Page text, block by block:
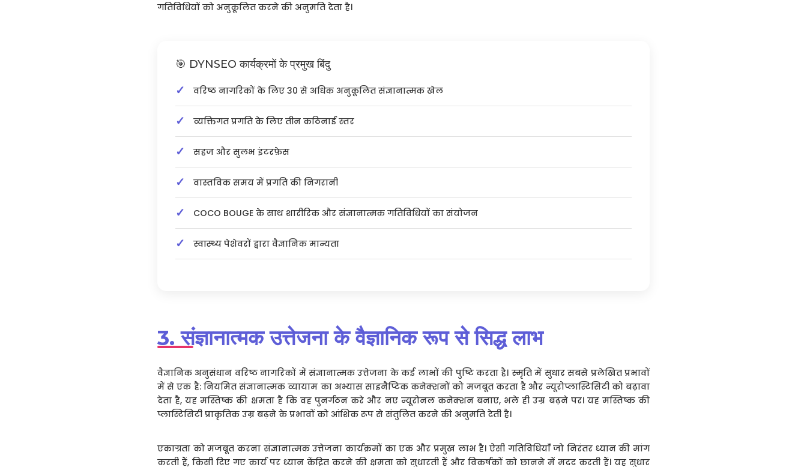
गतिविधियों को अनुकूलित करने की अनुमति देता है।
🎯 DYNSEO कार्यक्रमों के प्रमुख बिंदु
वरिष्ठ नागरिकों के लिए 30 से अधिक अनुकूलित संज्ञानात्मक खेल
व्यक्तिगत प्रगति के लिए तीन कठिनाई स्तर
सहज और सुलभ इंटरफ़ेस
वास्तविक समय में प्रगति की निगरानी
COCO BOUGE के साथ शारीरिक और संज्ञानात्मक गतिविधियों का संयोजन
स्वास्थ्य पेशेवरों द्वारा वैज्ञानिक मान्यता
3. संज्ञानात्मक उत्तेजना के वैज्ञानिक रूप से सिद्ध लाभ
वैज्ञानिक अनुसंधान वरिष्ठ नागरिकों में संज्ञानात्मक उत्तेजना के कई लाभों की पुष्टि करता है। स्मृति में सुधार सबसे प्रलेखित प्रभावों
में से एक है: नियमित संज्ञानात्मक व्यायाम का अभ्यास साइनैप्टिक कनेक्शनों को मजबूत करता है और न्यूरोप्लास्टिसिटी को बढ़ावा
देता है, यह मस्तिष्क की क्षमता है कि वह पुनर्गठन करे और नए न्यूरोनल कनेक्शन बनाए, भले ही उम्र बढ़ने पर। यह मस्तिष्क की
प्लास्टिसिटी प्राकृतिक उम्र बढ़ने के प्रभावों को आंशिक रूप से संतुलित करने की अनुमति देती है।
एकाग्रता को मजबूत करना संज्ञानात्मक उत्तेजना कार्यक्रमों का एक और प्रमुख लाभ है। ऐसी गतिविधियाँ जो निरंतर ध्यान की मांग
करती हैं, किसी दिए गए कार्य पर ध्यान केंद्रित करने की क्षमता को सुधारती हैं और विकर्षकों को छानने में मदद करती हैं। यह सुधार